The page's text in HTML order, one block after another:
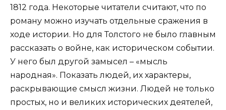
1812 года. Некоторые читатели считают, что по
роману можно изучать отдельные сражения в
ходе истории. Но для Толстого не было главным
рассказать о войне, как историческом событии.
У него был другой замысел – «мысль
народная». Показать людей, их характеры,
раскрывающие смысл жизни. Людей не только
простых, но и великих исторических деятелей,